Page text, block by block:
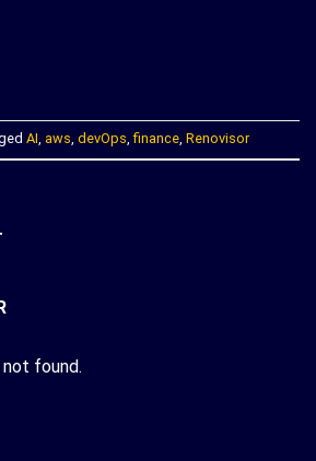
AI, aws, devOps,finance, Renovisor
found.